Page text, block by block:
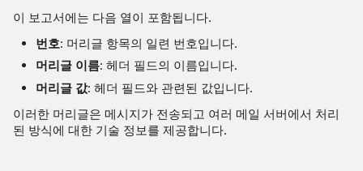
이 보고서에는 다음 열이 포함됩니다.
번호: 머리글 항목의 일련 번호입니다.
머리글 이름: 헤더 필드의 이름입니다.
머리글 값: 헤더 필드와 관련된 값입니다.
이러한 머리글은 메시지가 전송되고 여러 메일 서버에서 처리
된 방식에 대한 기술 정보를 제공합니다.